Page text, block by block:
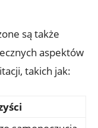
są także
aspektów
takich jak: